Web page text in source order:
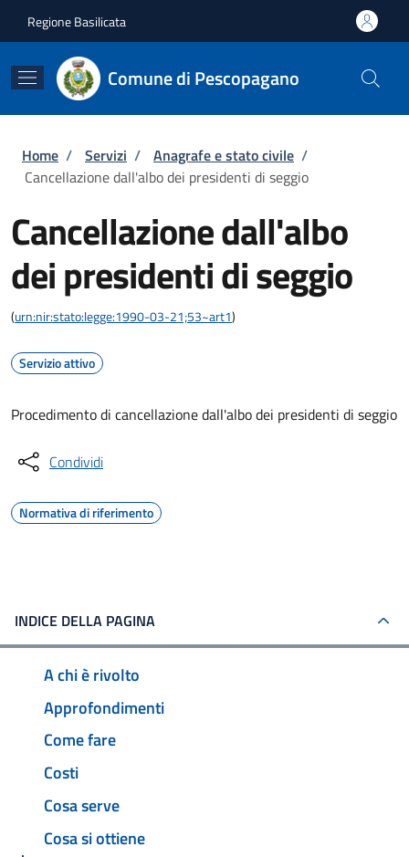
Regione Basilicata
Comune di Pescopagano
Briciole di pane
Home / Servizi / Anagrafe e stato civile /
Cancellazione dall'albo dei presidenti di seggio
Cancellazione dall'albo
dei presidenti di seggio
(urn:nir:stato:legge:1990-03-21;53~art1)
Servizio attivo
Procedimento di cancellazione dall'albo dei presidenti di seggio
Condividi
Normativa di riferimento
INDICE DELLA PAGINA
A chi è rivolto
Approfondimenti
Come fare
Costi
Cosa serve
Cosa si ottiene